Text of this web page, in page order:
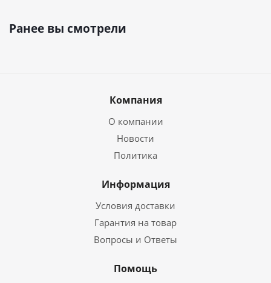
Ранее вы смотрели
Компания
О компании
Новости
Политика
Информация
Условия доставки
Гарантия на товар
Вопросы и Ответы
Помощь